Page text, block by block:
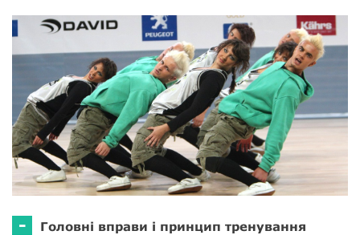
- Головні вправи і принцип тренування